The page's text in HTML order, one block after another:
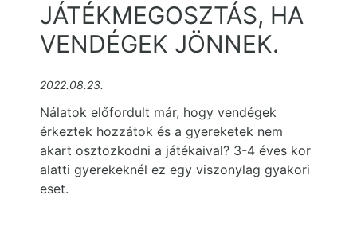
JÁTÉKMEGOSZTÁS, HA
VENDÉGEK JÖNNEK.
2022.08.23.
Nálatok előfordult már, hogy vendégek
érkeztek hozzátok és a gyereketek nem
akart osztozkodni a játékaival? 3-4 éves kor
alatti gyerekeknél ez egy viszonylag gyakori
eset.